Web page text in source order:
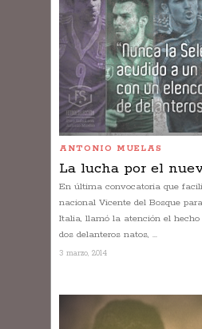
ANTONIO MUELAS
La lucha por el
En última convocatoria que
nacional Vicente del Bosque
Italia, llamó la atención el hecho
dos delanteros natos, ...
3 marzo, 2014